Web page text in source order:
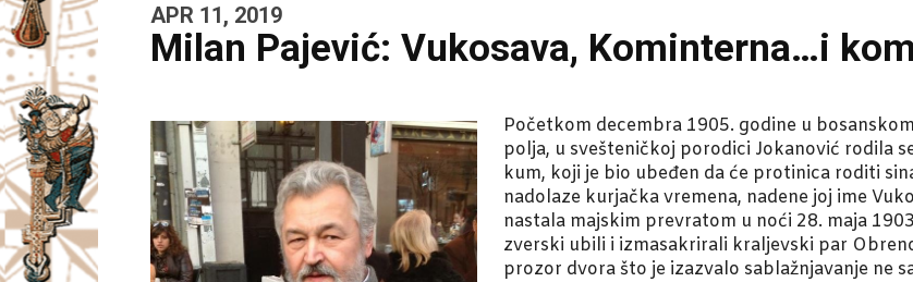
APR 11, 2019
Milan Pajević: Vukosava, Kominterna…i
Početkom decembra 1905. godine u
polja, u svešteničkoj porodici Jokanović rodila
kum, koji je bio ubeđen da će protinica roditi
nadolaze kurjačka vremena, nadene joj ime
nastala majskim prevratom u noći 28. maja
zverski ubili i izmasakrirali kraljevski par
prozor dvora što je izazvalo sablažnjavanje ne